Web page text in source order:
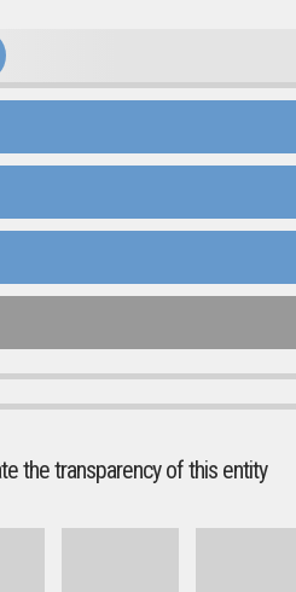
the transparency of this entity